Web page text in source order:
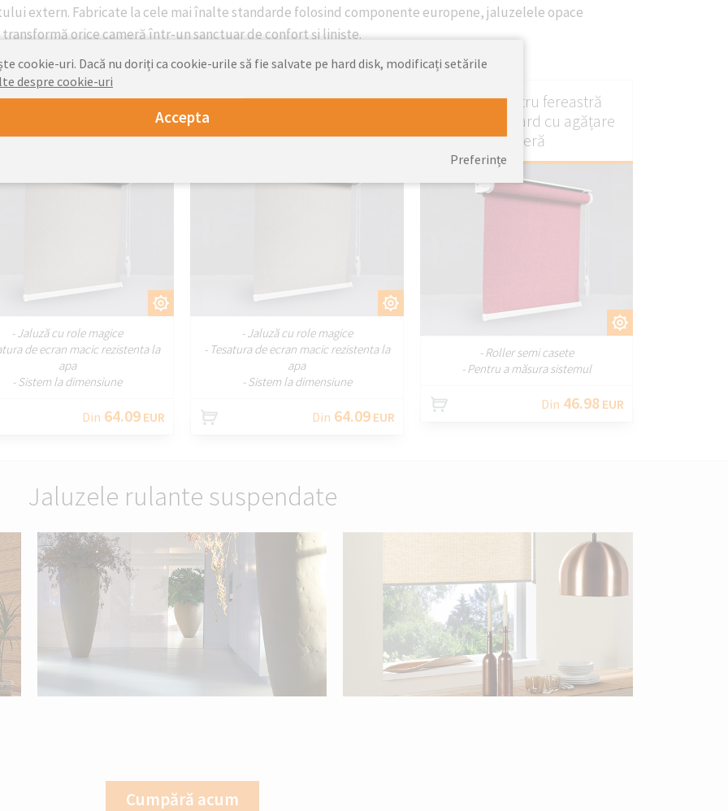
extern. Fabricate la cele mai înalte standarde folosind componente europene, jaluzelele opace
transformă orice cameră într-un sanctuar de confort și liniște.
de baie opace cu
- Jaluză cu role magice
de ecran macic rezistenta la
apa
- Sistem la dimensiune
Din 64.09 EUR
Rulo de baie cu izolație
- Jaluză cu role magice
- Tesatura de ecran macic rezistenta la
apa
- Sistem la dimensiune
Din 64.09EUR
Rulou pentru fereastră
opacă jacquard cu agățare
liberă
- Roller semi casete
- Pentru a măsura sistemul
Din 46.98 EUR
Jaluzele rulante suspendate
Cumpără acum
cookie-uri. Dacă nu doriți ca cookie-urile să fie salvate pe hard disk, modificați setările
despre cookie-uri
Accepta
Preferințe